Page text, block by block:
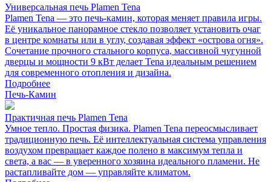
Универсальная печь Plamen Tena
Plamen Tena — это печь-камин, которая меняет правила игры.
Её уникальное панорамное стекло позволяет установить очаг
в центре комнаты или в углу, создавая эффект «острова огня».
Сочетание прочного стального корпуса, массивной чугунной
дверцы и мощности 9 кВт делает Tena идеальным решением
для современного отопления и дизайна.
Подробнее
Печь-Камин
Практичная печь Plamen Tena
Умное тепло. Простая физика. Plamen Tena переосмысливает
традиционную печь. Её интеллектуальная система управления
воздухом превращает каждое полено в максимум тепла и
света, а вас — в уверенного хозяина идеального пламени. Не
растапливайте дом — управляйте климатом.